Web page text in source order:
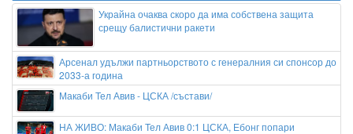
Украйна очаква скоро да има собствена защита
срещу балистични ракети
Арсенал удължи партньорството с генералния си спонсор до
2033-а година
Макаби Тел Авив - ЦСКА /състави/
НА ЖИВО: Макаби Тел Авив 0:1 ЦСКА, Ебонг попари